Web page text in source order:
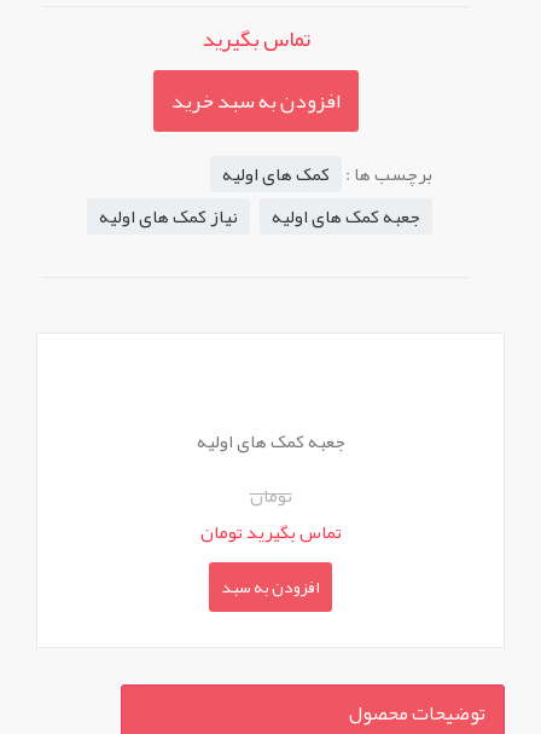
تماس بگیرید
افزودن به سبد خرید
برچسب ها : کمک های اولیه
جعبه کمک های اولیه
نیاز کمک های اولیه
جعبه کمک های اولیه
تومان
تماس بگیرید تومان
افزودن به سبد
توضیحات محصول